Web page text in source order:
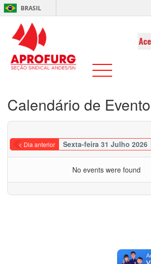
BRASIL
Calendário de
< Dia anterior Sexta-feira 31 Julho 2026
No events were found